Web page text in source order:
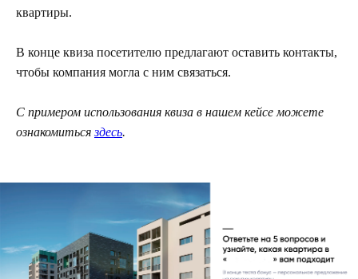
квартиры.
В конце квиза посетителю предлагают оставить контакты,
чтобы компания могла с ним связаться.
С примером использования квиза в нашем кейсе можете
ознакомитьсяздесь.